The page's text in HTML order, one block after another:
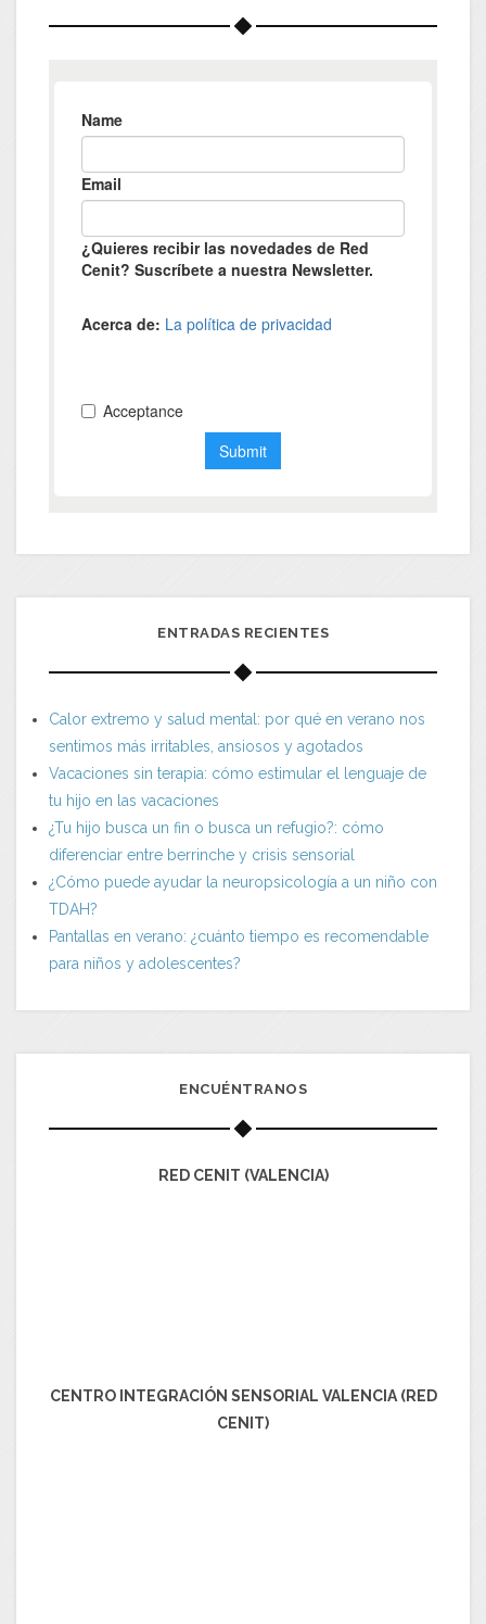
ENTRADAS RECIENTES
Calor extremo y salud mental: por qué en verano nos
sentimos más irritables, ansiosos y agotados
Vacaciones sin terapia: cómo estimular el lenguaje de
tu hijo en las vacaciones
¿Tu hijo busca un fin o busca un refugio?: cómo
diferenciar entre berrinche y crisis sensorial
¿Cómo puede ayudar la neuropsicología a un niño con
TDAH?
Pantallas en verano: ¿cuánto tiempo es recomendable
para niños y adolescentes?
ENCUÉNTRANOS
RED CENIT (VALENCIA)
CENTRO INTEGRACIÓN SENSORIAL VALENCIA (RED
CENIT)